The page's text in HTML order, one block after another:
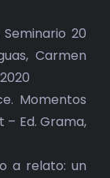
CONTACTO
20
Carmen
Momentos
– Ed. Grama,
a relato: un